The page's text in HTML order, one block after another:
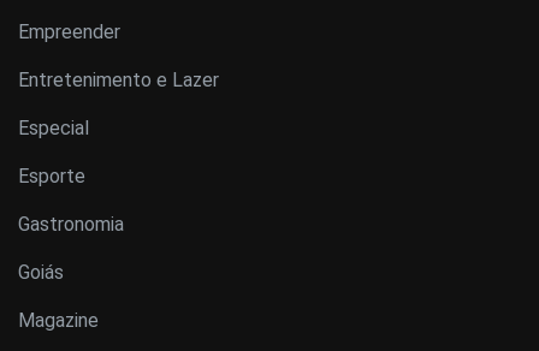
Empreender
Entretenimento e Lazer
Especial
Esporte
Gastronomia
Goiás
Magazine